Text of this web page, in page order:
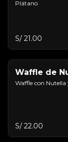
Plátano
S/ 21.00
Waffle de
Waffle con Nutella
S/ 22.00